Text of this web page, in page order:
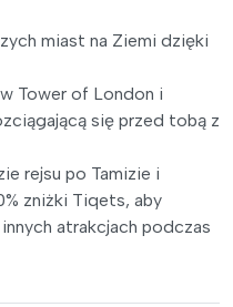
miast na Ziemi dzięki
Tower of London i
się przed tobą z
rejsu po Tamizie i
zniżki Tiqets, aby
atrakcjach podczas